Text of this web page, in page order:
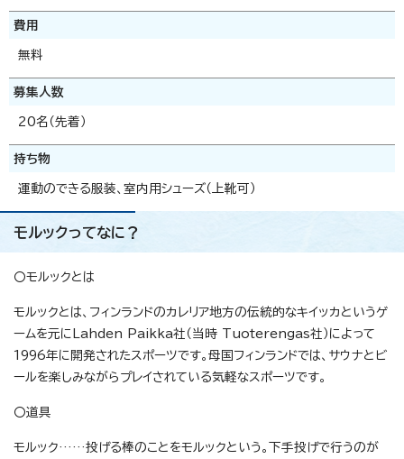
費用
無料
募集人数
20名（先着）
持ち物
運動のできる服装、室内用シューズ（上靴可）
モルックってなに？
〇モルックとは
モルックとは、フィンランドのカレリア地方の伝統的なキイッカというゲ
ームを元にLahden Paikka社（当時 Tuoterengas社）によって
1996年に開発されたスポーツです。母国フィンランドでは、サウナとビ
ールを楽しみながらプレイされている気軽なスポーツです。
〇道具
モルック……投げる棒のことをモルックという。下手投げで行うのが